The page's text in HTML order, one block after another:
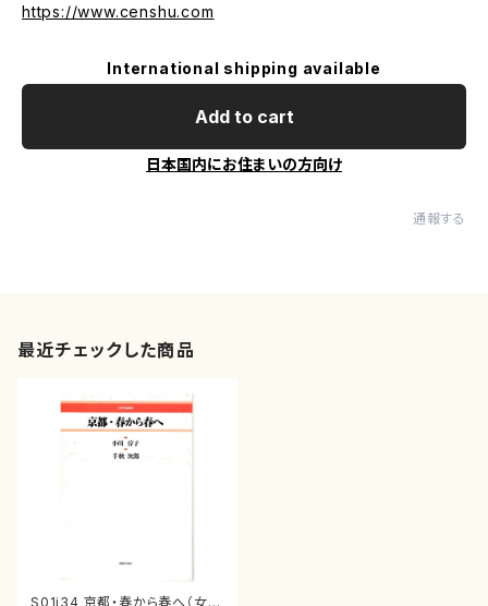
https://www.censhu.com
International shipping available
Add to cart
日本国内にお住まいの方向け
通報する
最近チェックした商品
S01i34 京都・春から春へ（女声